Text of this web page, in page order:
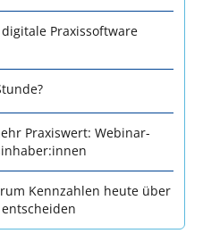
Praxissoftware
Praxiswert: Webinar-
Kennzahlen heute über